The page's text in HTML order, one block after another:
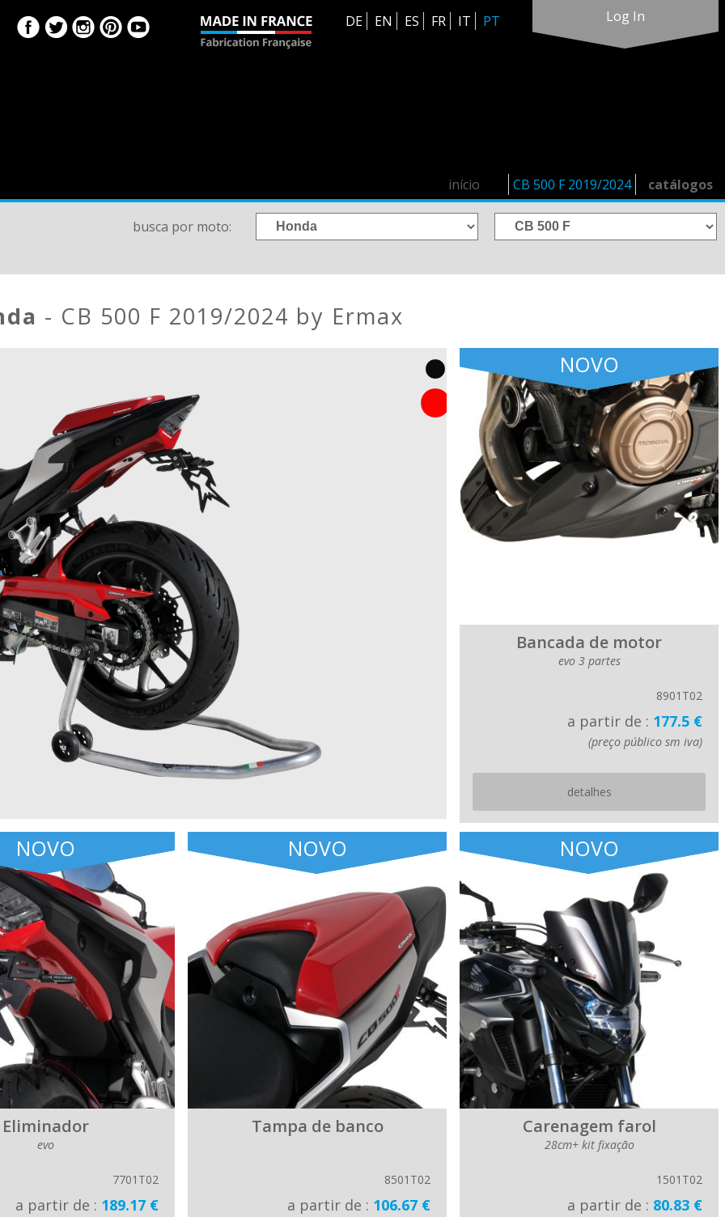
DE EN ES FR IT PT Log In
catálogos
CB 500 F 2019/2024
início
busca por moto:
- CB 500 F 2019/2024 by Ermax
NOVO
Bancada de motor
evo 3 partes
8901T02
a partir de : 177.5 €
(preço público sm iva)
detalhes
NOVO
Eliminador
evo
7701T02
a partir de : 189.17 €
NOVO
Tampa de banco
8501T02
a partir de : 106.67 €
NOVO
Carenagem farol
28cm+ kit fixação
1501T02
a partir de : 80.83 €